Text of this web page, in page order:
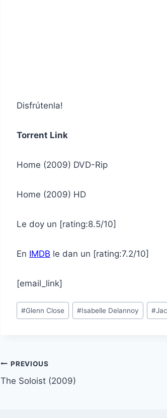
Disfrútenla!
Torrent Link
Home (2009) DVD-Rip
Home (2009) HD
Le doy un [rating:8.5/10]
En IMDB le dan un [rating:7.2/10]
[email_link]
Post
Tags:
#Glenn Close #Isabelle Delannoy #
Post
navigation
PREVIOUS
The Soloist (2009)